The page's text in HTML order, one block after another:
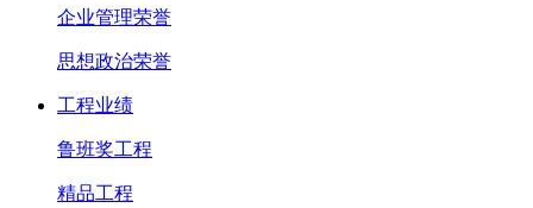
企业管理荣誉
思想政治荣誉
工程业绩
鲁班奖工程
精品工程